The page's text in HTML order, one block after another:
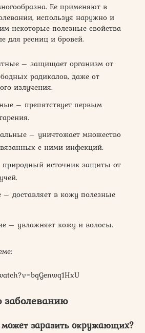
Ее применяют в
используя наружно и
некоторые полезные свойства
для ресниц и бровей.
– защищает организм от
радикалов, даже от
излучения.
– препятствует первым
– уничтожает множество
с ними инфекций.
источник защиты от
– доставляет в кожу полезные
– увлажняет кожу и волосы.
заболеванию
заразить окружающих?